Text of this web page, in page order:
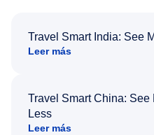
Travel Smart India: See
Leer más
Travel Smart China:
Less
Leer más